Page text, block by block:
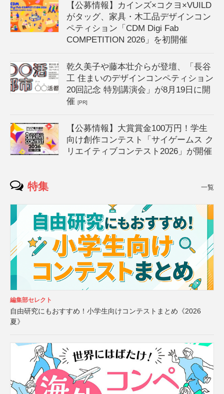
【公募情報】カインズ×コクヨ×VUILD
がタッグ、家具・木工品デザインコン
ペティション「CDM Digi Fab
COMPETITION 2026」を初開催
乾久美子や藤本壮介らが登壇、「長谷
工 住まいのデザインコンペティション
20回記念 特別講演会」が8月19日に開
催[PR]
【公募情報】大賞賞金100万円！学生
向け創作コンテスト「サイゲームス ク
リエイティブコンテスト2026」が開催
特集 一覧
編集部セレクト
自由研究にもおすすめ！小学生向けコンテストまとめ《2026
夏》